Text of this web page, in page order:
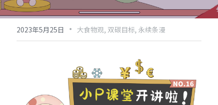
新闻中心
永续活动
2023年5月25日 · 大食物观, 双碳目标, 永续条漫